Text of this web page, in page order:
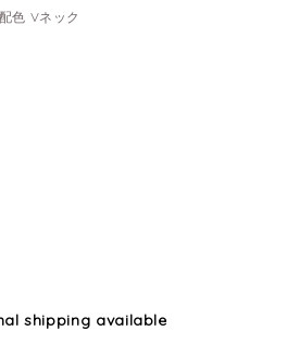
色 Vネック
shipping available